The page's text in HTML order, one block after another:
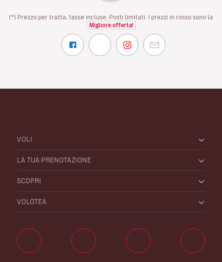
(*) Prezzo per tratta, tasse incluse. Posti limitati. I prezzi in rosso sono la
Migliore offerta!
VOLI
LA TUA PRENOTAZIONE
SCOPRI
VOLOTEA